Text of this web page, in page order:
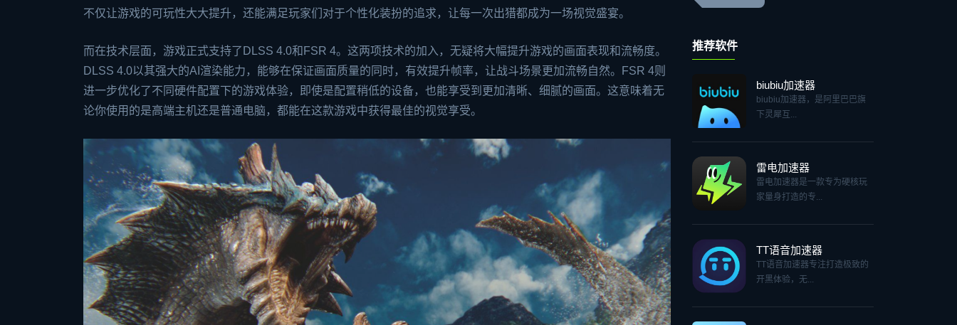
不仅让游戏的可玩性大大提升，还能满足玩家们对于个性化装扮的追求，让每一次出猎都成为一场视觉盛宴。
而在技术层面，游戏正式支持了DLSS 4.0和FSR 4。这两项技术的加入，无疑将大幅提升游戏的画面表现和流畅度。
DLSS 4.0以其强大的AI渲染能力，能够在保证画面质量的同时，有效提升帧率，让战斗场景更加流畅自然。FSR 4则
进一步优化了不同硬件配置下的游戏体验，即使是配置稍低的设备，也能享受到更加清晰、细腻的画面。这意味着无
论你使用的是高端主机还是普通电脑，都能在这款游戏中获得最佳的视觉享受。
推荐软件
biubiu加速器
biubiu加速器，是阿里巴巴旗
下灵犀互...
雷电加速器
雷电加速器是一款专为硬核玩
家量身打造的专...
TT语音加速器
TT语音加速器专注打造极致的
开黑体验，无...